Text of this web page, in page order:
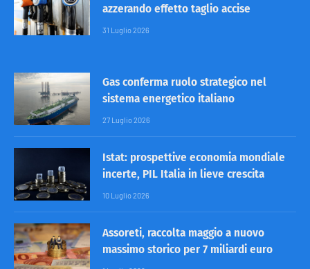
azzerando effetto taglio accise
31 Luglio 2026
Gas conferma ruolo strategico nel
sistema energetico italiano
27 Luglio 2026
Istat: prospettive economia mondiale
incerte, PIL Italia in lieve crescita
10 Luglio 2026
Assoreti, raccolta maggio a nuovo
massimo storico per 7 miliardi euro